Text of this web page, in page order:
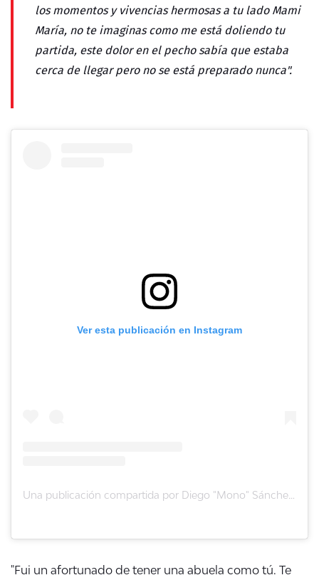
los momentos y vivencias hermosas a tu lado Mami
María, no te imaginas como me está doliendo tu
partida, este dolor en el pecho sabía que estaba
cerca de llegar pero no se está preparado nunca".
Ver esta publicación en Instagram
"Fui un afortunado de tener una abuela como tú. Te